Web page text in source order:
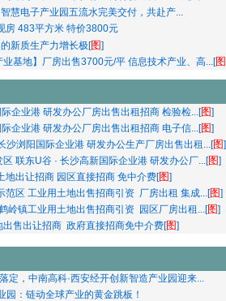
慧电子产业园五流水完美交付，共赴产...
房 483平方米 特价3800元
新质生产力增长极[图]
业基地】厂房出售3700元/平 信息技术产业、高...[图
企业港 研发办公厂房出售出租招商 检验检...[图]
企业港 研发办公厂房出售出租招商 电子信...[图]
沙浏阳国际企业港 研发办公生产厂房出售出租...[图]
联东U谷 · 长沙高新国际企业港 研发办公厂...[图]
地出让招商 园区直接招商 免中介费[图]
范区 工业用土地出售招商引资 厂房出租 集成...[图]
岭镇工业用土地出售招商引资 园区厂房出租...[图]
售出让招商 政府直接招商免中介费[图]
定，中南高科·西安经开创新智造产业园迎来...
园：链动全球产业的黄金跳板！